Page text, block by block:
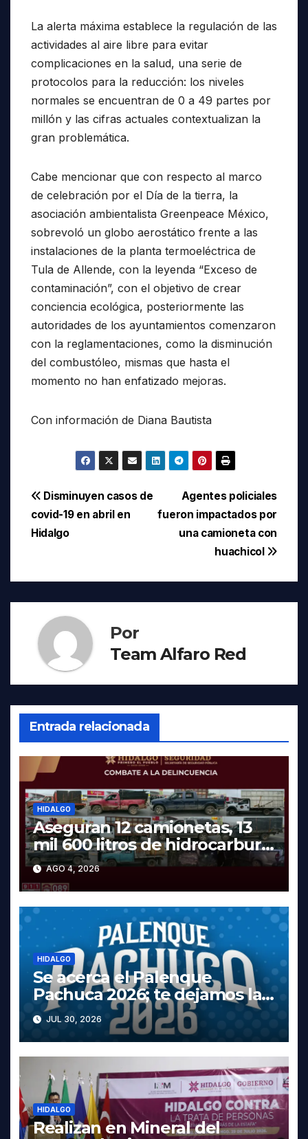
La alerta máxima establece la regulación de las
actividades al aire libre para evitar
complicaciones en la salud, una serie de
protocolos para la reducción: los niveles
normales se encuentran de 0 a 49 partes por
millón y las cifras actuales contextualizan la
gran problemática.
Cabe mencionar que con respecto al marco
de celebración por el Día de la tierra, la
asociación ambientalista Greenpeace México,
sobrevoló un globo aerostático frente a las
instalaciones de la planta termoeléctrica de
Tula de Allende, con la leyenda “Exceso de
contaminación”, con el objetivo de crear
conciencia ecológica, posteriormente las
autoridades de los ayuntamientos comenzaron
con la reglamentaciones, como la disminución
del combustóleo, mismas que hasta el
momento no han enfatizado mejoras.
Con información de Diana Bautista
Navegación
de
Agentes policiales
fueron impactados por
una camioneta con
huachicol
Disminuyen casos de
covid-19 en abril en
Hidalgo
Por
Team Alfaro Red
Entrada relacionada
HIDALGO
Aseguran 12 camionetas, 13
mil 600 litros de hidrocarburo
y dos vehículos robados en
Tula
AGO 4, 2026
HIDALGO
Se acerca el Palenque
Pachuca 2026; te dejamos la
cartelera completa, las fechas
y los precios
JUL 30, 2026
HIDALGO
Realizan en Mineral del